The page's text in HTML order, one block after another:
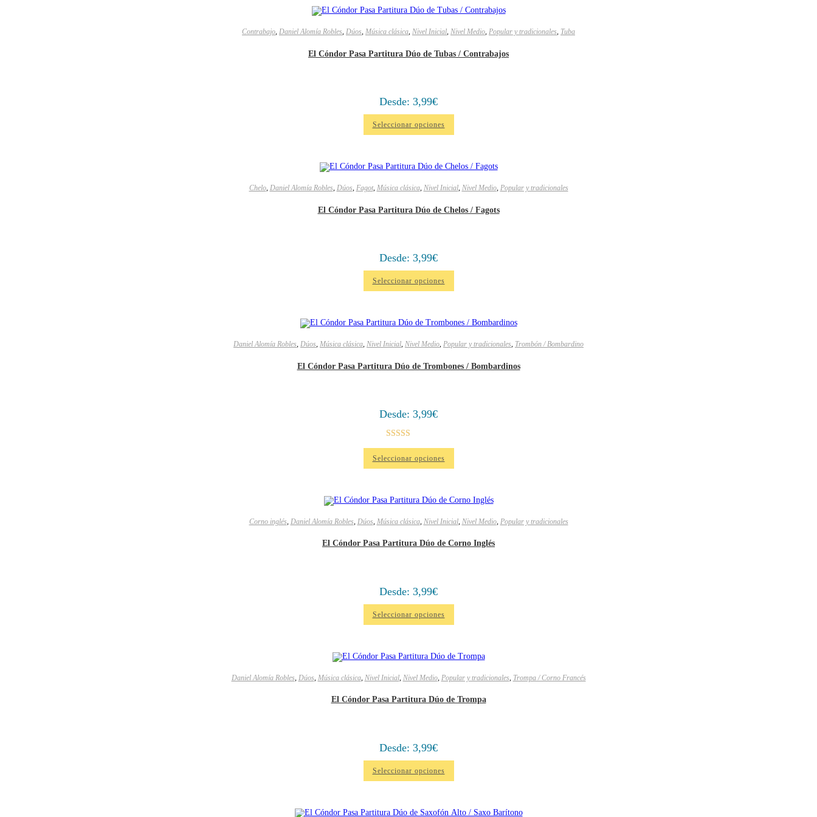
Contrabajo, Daniel Alomía Robles, Dúos, Música clásica, Nivel Inicial, Nivel Medio, Popular y tradicionales, Tuba
El Cóndor Pasa Partitura Dúo de Tubas / Contrabajos
Desde: 3,99€
Seleccionar opciones
Chelo, Daniel Alomía Robles, Dúos, Fagot, Música clásica, Nivel Inicial, Nivel Medio, Popular y tradicionales
El Cóndor Pasa Partitura Dúo de Chelos / Fagots
Desde: 3,99€
Seleccionar opciones
Daniel Alomía Robles, Dúos, Música clásica, Nivel Inicial, Nivel Medio, Popular y tradicionales, Trombón / Bombardino
El Cóndor Pasa Partitura Dúo de Trombones / Bombardinos
Desde: 3,99€
Valorado
en4.00de
Seleccionar opciones
Corno inglés Daniel Alomía Robles Dúos Música clásica, Nivel Inicial, Nivel Medio, Popular y tradicionales
El Cóndor Pasa Partitura Dúo de Corno Inglés
Desde: 3,99€
Seleccionar opciones
Daniel Alomía Robles Dúos Música clásica, Nivel Inicial, Nivel Medio, Popular y tradicionales Trompa / Corno Francés
El Cóndor Pasa Partitura Dúo de Trompa
Desde: 3,99€
Seleccionar opciones